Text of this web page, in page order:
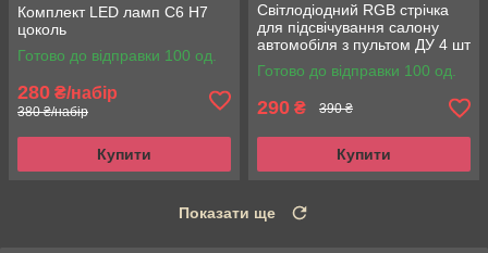
Комплект LED ламп C6 H7
цоколь
Готово до відправки 100 од.
280 ₴/набір
380 ₴/набір
Купити
Світлодіодний RGB стрічка
для підсвічування салону
автомобіля з пультом ДУ 4 шт
Готово до відправки 100 од.
290 ₴ 390 ₴
Купити
Показати ще